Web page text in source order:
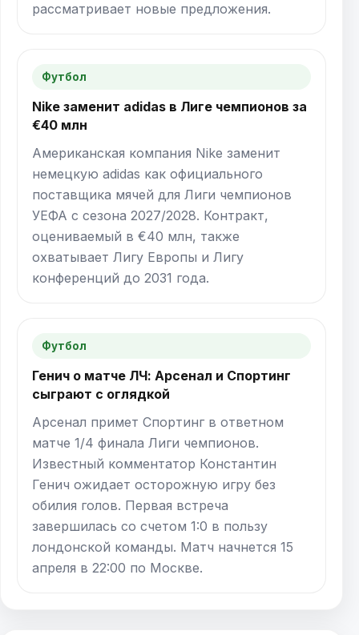
рассматривает новые предложения.
Футбол
Nike заменит adidas в Лиге чемпионов за
€40 млн
Американская компания Nike заменит
немецкую adidas как официального
поставщика мячей для Лиги чемпионов
УЕФА с сезона 2027/2028. Контракт,
оцениваемый в €40 млн, также
охватывает Лигу Европы и Лигу
конференций до 2031 года.
Футбол
Генич о матче ЛЧ: Арсенал и Спортинг
сыграют с оглядкой
Арсенал примет Спортинг в ответном
матче 1/4 финала Лиги чемпионов.
Известный комментатор Константин
Генич ожидает осторожную игру без
обилия голов. Первая встреча
завершилась со счетом 1:0 в пользу
лондонской команды. Матч начнется 15
апреля в 22:00 по Москве.